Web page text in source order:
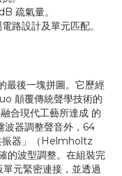
疏氣量。
路設計及單元匹配。
後一塊拼圖。它歷經
顛覆傳統聲學技術的
合現代工藝所達成 的
波器調整聲音外，64
振器」（Helmholtz
的波型調整。在組裝完
元緊密連接，並透過